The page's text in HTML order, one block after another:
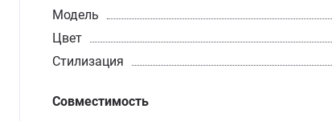
Модель
Цвет
Стилизация
Совместимость